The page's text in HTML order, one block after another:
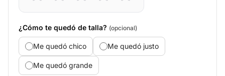
¿Cómo te quedó de talla? (opcional)
Me quedó chico Me quedó justo
Me quedó grande